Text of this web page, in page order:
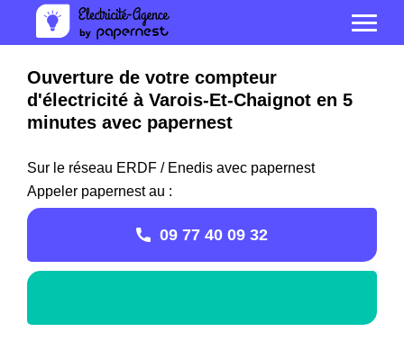
Ouverture de votre compteur
d'électricité à Varois-Et-Chaignot en 5
minutes avec papernest
Sur le réseau ERDF / Enedis avec papernest
Appeler papernest au :
09 77 40 09 32